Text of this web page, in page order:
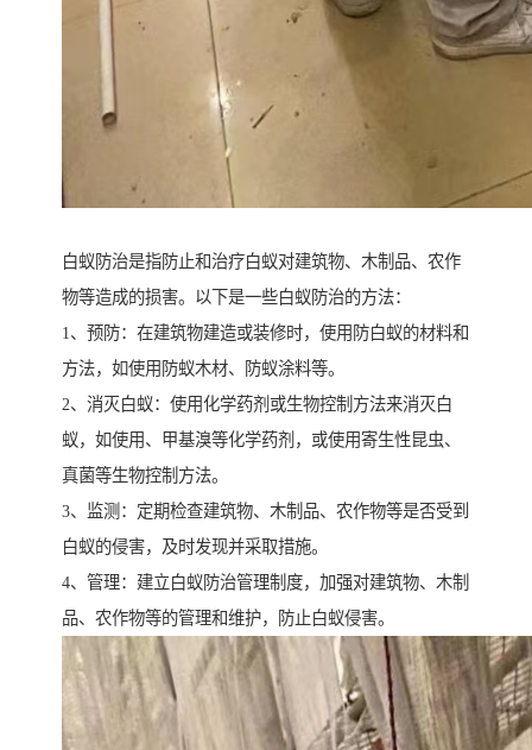
白蚁防治是指防止和治疗白蚁对建筑物、木制品、农作
物等造成的损害。以下是一些白蚁防治的方法：
1、预防：在建筑物建造或装修时，使用防白蚁的材料和
方法，如使用防蚁木材、防蚁涂料等。
2、消灭白蚁：使用化学药剂或生物控制方法来消灭白
蚁，如使用、甲基溴等化学药剂，或使用寄生性昆虫、
真菌等生物控制方法。
3、监测：定期检查建筑物、木制品、农作物等是否受到
白蚁的侵害，及时发现并采取措施。
4、管理：建立白蚁防治管理制度，加强对建筑物、木制
品、农作物等的管理和维护，防止白蚁侵害。